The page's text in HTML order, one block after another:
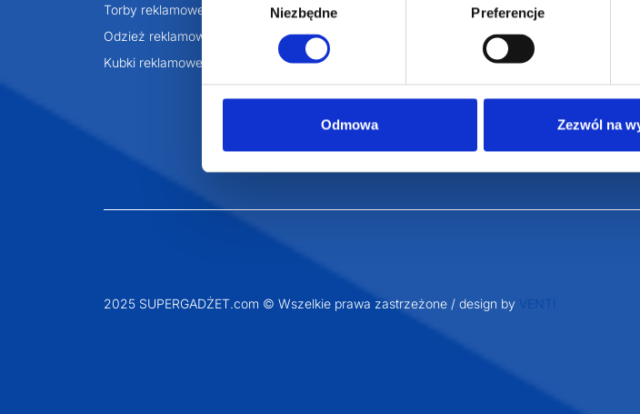
zgody
Niezbędne Preferencje
Odmowa Zezwól na
Torby reklamowe
Odzież reklamowa
Kubki reklamowe
Blog
Reklamacje
Regulamin strony
Polityka prywatności
2025 SUPERGADŻET.com © Wszelkie prawa zastrzeżone / design by VENTI